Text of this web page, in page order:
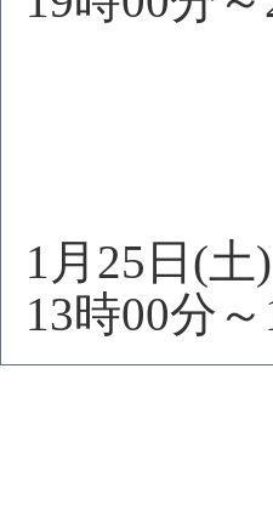
1月25日(土)
13時00分